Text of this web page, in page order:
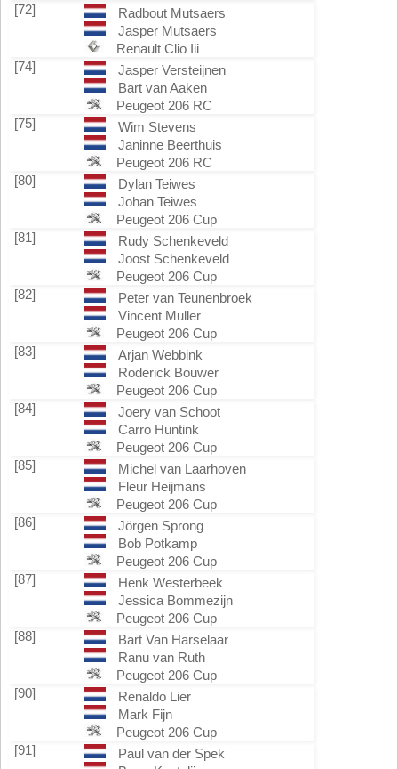
[72]
Radbout Mutsaers
Jasper Mutsaers
Renault Clio Iii
[74]
Jasper Versteijnen
Bart van Aaken
Peugeot 206 RC
[75]
Wim Stevens
Janinne Beerthuis
Peugeot 206 RC
[80]
Dylan Teiwes
Johan Teiwes
Peugeot 206 Cup
[81]
Rudy Schenkeveld
Joost Schenkeveld
Peugeot 206 Cup
[82]
Peter van Teunenbroek
Vincent Muller
Peugeot 206 Cup
[83]
Arjan Webbink
Roderick Bouwer
Peugeot 206 Cup
[84]
Joery van Schoot
Carro Huntink
Peugeot 206 Cup
[85]
Michel van Laarhoven
Fleur Heijmans
Peugeot 206 Cup
[86]
Jörgen Sprong
Bob Potkamp
Peugeot 206 Cup
[87]
Henk Westerbeek
Jessica Bommezijn
Peugeot 206 Cup
[88]
Bart Van Harselaar
Ranu van Ruth
Peugeot 206 Cup
[90]
Renaldo Lier
Mark Fijn
Peugeot 206 Cup
[91]
Paul van der Spek